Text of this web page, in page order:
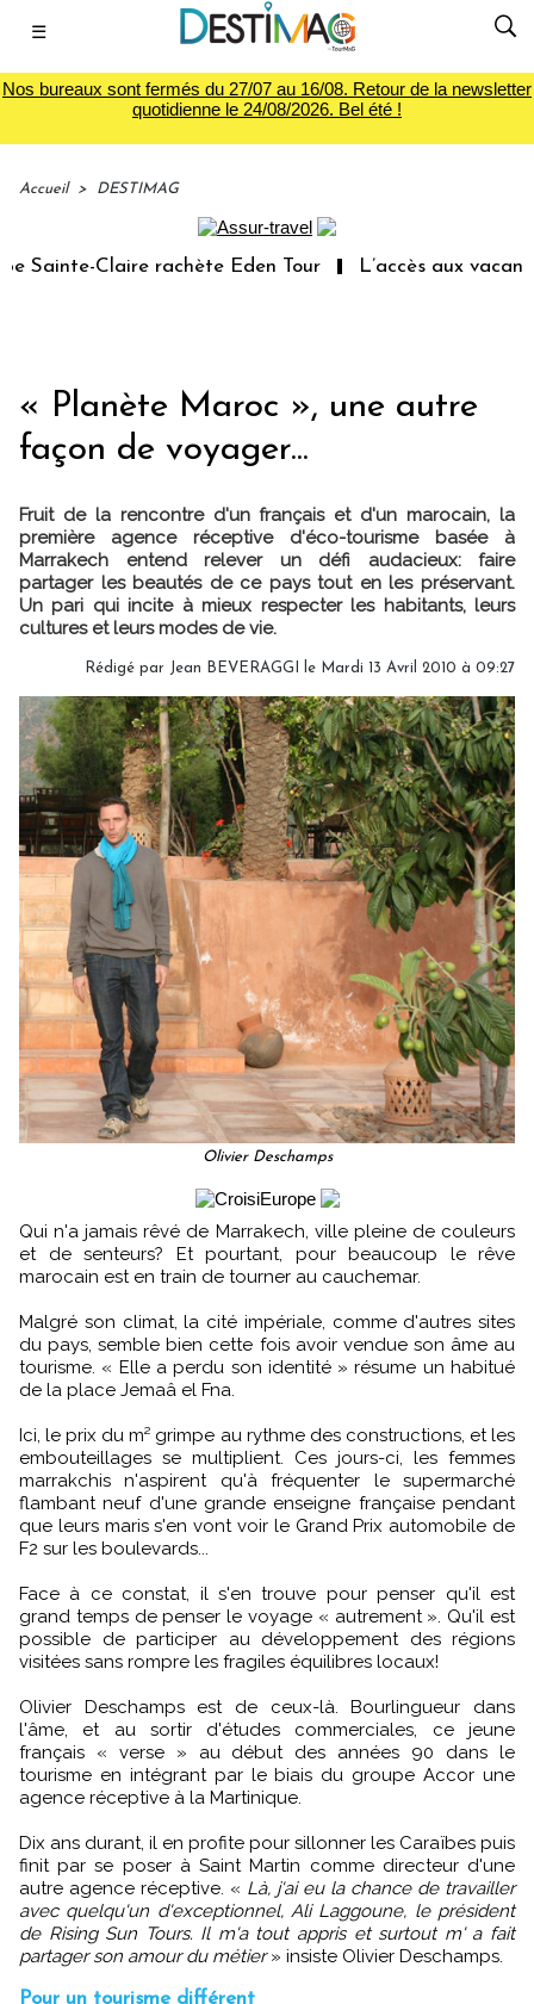
☰
Nos bureaux sont fermés du 27/07 au 16/08. Retour de la newsletter
quotidienne le 24/08/2026. Bel été !
Accueil > DESTIMAG
Claire rachète Eden Tour L’accès aux
« Planète Maroc », une autre
façon de voyager...
Fruit de la rencontre d'un français et d'un marocain, la
première agence réceptive d'éco-tourisme basée à
Marrakech entend relever un défi audacieux: faire
partager les beautés de ce pays tout en les préservant.
Un pari qui incite à mieux respecter les habitants, leurs
cultures et leurs modes de vie.
Rédigé par Jean BEVERAGGI le Mardi 13 Avril 2010 à 09:27
Olivier Deschamps
Qui n'a jamais rêvé de Marrakech, ville pleine de couleurs
et de senteurs? Et pourtant, pour beaucoup le rêve
marocain est en train de tourner au cauchemar.
Malgré son climat, la cité impériale, comme d'autres sites
du pays, semble bien cette fois avoir vendue son âme au
tourisme. « Elle a perdu son identité » résume un habitué
de la place Jemaâ el Fna.
Ici, le prix du m² grimpe au rythme des constructions, et les
embouteillages se multiplient. Ces jours-ci, les femmes
marrakchis n'aspirent qu'à fréquenter le supermarché
flambant neuf d'une grande enseigne française pendant
que leurs maris s'en vont voir le Grand Prix automobile de
F2 sur les boulevards...
Face à ce constat, il s'en trouve pour penser qu'il est
grand temps de penser le voyage « autrement ». Qu'il est
possible de participer au développement des régions
visitées sans rompre les fragiles équilibres locaux!
Olivier Deschamps est de ceux-là. Bourlingueur dans
l'âme, et au sortir d'études commerciales, ce jeune
français « verse » au début des années 90 dans le
tourisme en intégrant par le biais du groupe Accor une
agence réceptive à la Martinique.
Dix ans durant, il en profite pour sillonner les Caraïbes puis
finit par se poser à Saint Martin comme directeur d'une
autre agence réceptive. « Là, j'ai eu la chance de travailler
avec quelqu'un d'exceptionnel, Ali Laggoune, le président
de Rising Sun Tours. Il m'a tout appris et surtout m' a fait
partager son amour du métier» insiste Olivier Deschamps.
Pour un tourisme différent